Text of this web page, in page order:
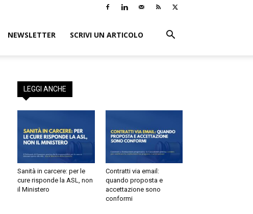
NEWSLETTER SCRIVI UN ARTICOLO
LEGGI ANCHE
Sanità in carcere: per le
cure risponde la ASL, non
il Ministero
Contratti via email:
quando proposta e
accettazione sono
conformi